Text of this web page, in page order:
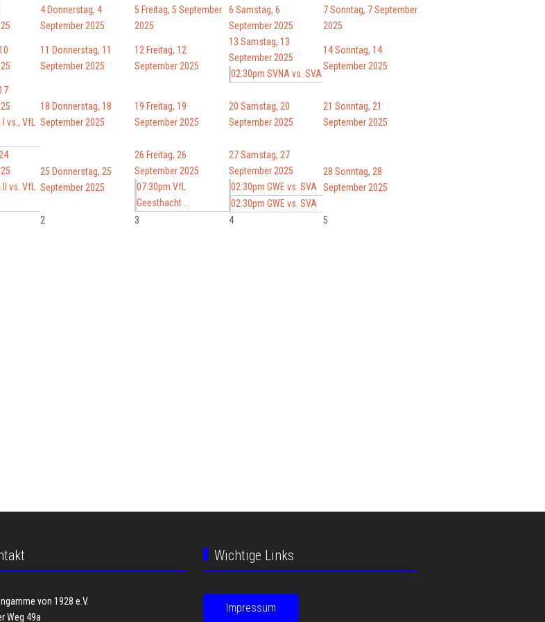
4 Donnerstag, 4
September 2025
5 Freitag, 5 September
2025
6 Samstag, 6
September 2025
7Sonntag, 7 September
2025
11 Donnerstag, 11
September 2025
12 Freitag, 12
September 2025
13 Samstag, 13
September 2025
02:30pm SVNA vs. SVA
14Sonntag, 14
September 2025
vs., VfL
18 Donnerstag, 18
September 2025
19 Freitag, 19
September 2025
20 Samstag, 20
September 2025
21 Sonntag, 21
September 2025
vs. VfL
25 Donnerstag, 25
September 2025
26 Freitag, 26
September 2025
07:30pm VfL
Geesthacht ...
27Samstag, 27
September 2025
02:30pm GWE vs. SVA
02:30pm GWE vs. SVA
28 Sonntag, 28
September 2025
2 3 4 5
von 1928 e.V.
Weg 49a
Wichtige Links
Impressum